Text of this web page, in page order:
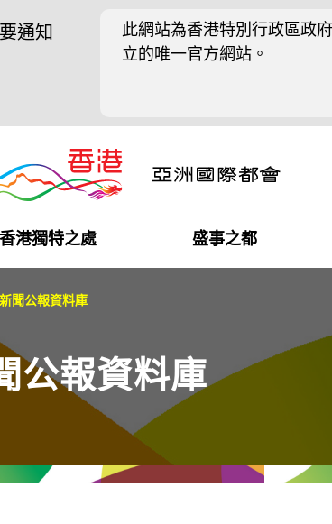
通知
此網站為香港特別行政區政
立的唯一官方網站。
香港獨特之處
會
勢
盛事之都
都
動精選
作
活
業
業
港@中國內地
港@中東
港@粵港澳大灣區
訊
訊
新聞公報資料庫
公報資料庫